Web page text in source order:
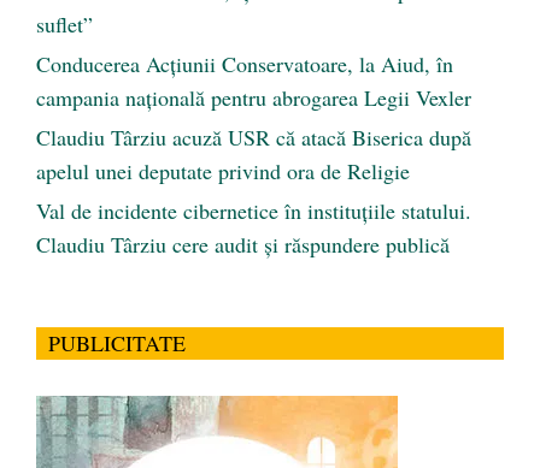
suflet”
Conducerea Acțiunii Conservatoare, la Aiud, în
campania națională pentru abrogarea Legii Vexler
Claudiu Târziu acuză USR că atacă Biserica după
apelul unei deputate privind ora de Religie
Val de incidente cibernetice în instituțiile statului.
Claudiu Târziu cere audit și răspundere publică
PUBLICITATE